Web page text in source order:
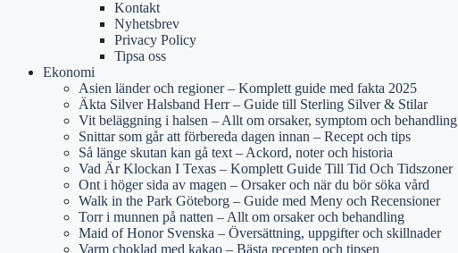
Kontakt
Nyhetsbrev
Privacy Policy
Tipsa oss
Ekonomi
Asien länder och regioner – Komplett guide med fakta 2025
Äkta Silver Halsband Herr – Guide till Sterling Silver & Stilar
Vit beläggning i halsen – Allt om orsaker, symptom och behandling
Snittar som går att förbereda dagen innan – Recept och tips
Så länge skutan kan gå text – Ackord, noter och historia
Vad Är Klockan I Texas – Komplett Guide Till Tid Och Tidszoner
Ont i höger sida av magen – Orsaker och när du bör söka vård
Walk in the Park Göteborg – Guide med Meny och Recensioner
Torr i munnen på natten – Allt om orsaker och behandling
Maid of Honor Svenska – Översättning, uppgifter och skillnader
Varm choklad med kakao – Bästa recepten och tipsen